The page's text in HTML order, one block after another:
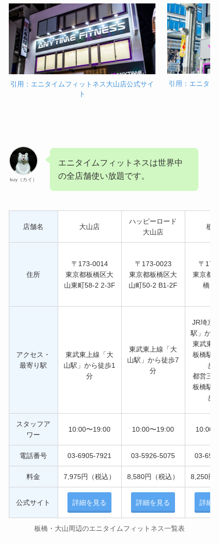
引用：エニタイムフィットネス大山店公式サイ
ト
引用：エニタ
kuy（カイ）
エニタイムフィットネスは世界中
の全店舗使い放題です。
店舗名 大山店
ハッピーロード
大山店
板
住所
〒173-0014
東京都板橋区大
山東町58-2 2-3F
〒173-0023
東京都板橋区大
山町50-2 B1-2F
〒
東京都
橋1-
アクセス・
最寄り駅
東武東上線「大
山駅」から徒歩1
分
東武東上線「大
山駅」から徒歩7
分
JR埼京
駅」か
東武東
板橋駅
歩
都営三
板橋駅
歩
スタッフア
ワー
10:00〜19:00 10:00〜19:00 10:00
電話番号 03-6905-7921 03-5926-5075 03-
料金 7,975円（税込） 8,580円（税込） 8,250円
公式サイト 詳細を見る 詳細を見る 詳細
板橋・大山周辺のエニタイムフィットネス一覧表